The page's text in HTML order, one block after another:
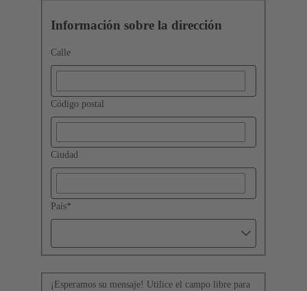
Información sobre la dirección
Calle
Código postal
Ciudad
País*
¡Esperamos su mensaje! Utilice el campo libre para